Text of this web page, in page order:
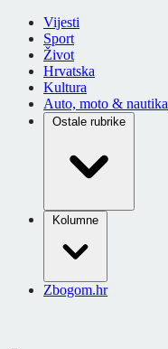
Vijesti
Sport
Život
Hrvatska
Kultura
Auto, moto & nautika
Ostale rubrike
Kolumne
Zbogom.hr